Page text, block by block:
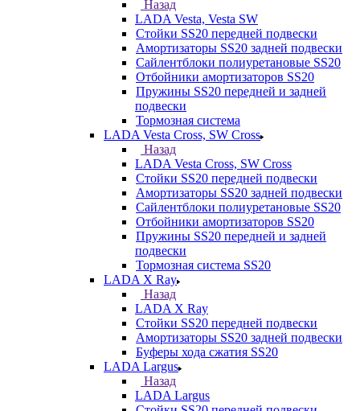
Назад
LADA Vesta, Vesta SW
Стойки SS20 передней подвески
Амортизаторы SS20 задней подвески
Сайлентблоки полиуретановые SS20
Отбойники амортизаторов SS20
Пружины SS20 передней и задней
подвески
Тормозная система
LADA Vesta Cross, SW Cross
Назад
LADA Vesta Cross, SW Cross
Стойки SS20 передней подвески
Амортизаторы SS20 задней подвески
Сайлентблоки полиуретановые SS20
Отбойники амортизаторов SS20
Пружины SS20 передней и задней
подвески
Тормозная система SS20
LADA X Ray
Назад
LADA X Ray
Стойки SS20 передней подвески
Амортизаторы SS20 задней подвески
Буферы хода сжатия SS20
LADA Largus
Назад
LADA Largus